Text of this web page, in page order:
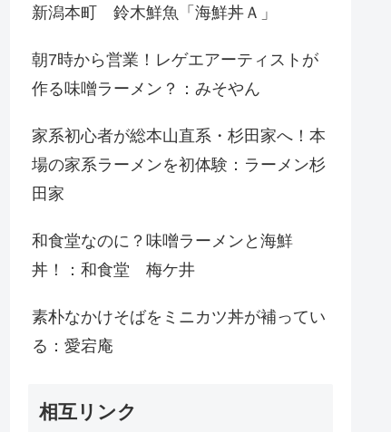
新潟本町 鈴木鮮魚「海鮮丼Ａ」
朝7時から営業！レゲエアーティストが
作る味噌ラーメン？：みそやん
家系初心者が総本山直系・杉田家へ！本
場の家系ラーメンを初体験：ラーメン杉
田家
和食堂なのに？味噌ラーメンと海鮮
丼！：和食堂 梅ケ井
素朴なかけそばをミニカツ丼が補ってい
る：愛宕庵
相互リンク